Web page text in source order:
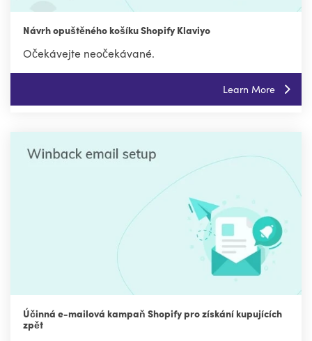
Návrh opuštěného košíku Shopify Klaviyo
Očekávejte neočekávané.
Learn More
Účinná e-mailová kampaň Shopify pro získání kupujících
zpět